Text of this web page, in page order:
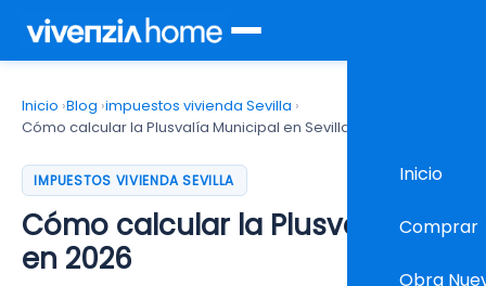
Inicio
Comprar
Obra
Inicio ›Blog ›impuestos vivienda Sevilla ›
Cómo calcular la Plusvalía Municipal en Sevilla en 2026
IMPUESTOS VIVIENDA SEVILLA
Cómo calcular la Plusvalía
en 2026